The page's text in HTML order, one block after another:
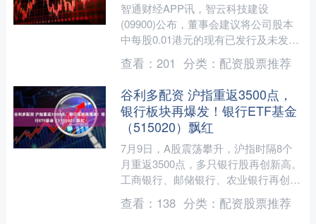
智通财经APP讯，智云科技建设
(09900)公布，董事会建议将公司股本
中每股0.01港元的现有已发行及未发行
股份拆细为8股每股面值0.00125港元的
拆细股份。....
查看： 201 分类： 配资股票推荐
谷利多配资 沪指重返3500点，
银行板块再爆发！银行ETF基金
（515020）飘红
7月9日，A股震荡攀升，沪指时隔8个
月重返3500点，多只银行股再创新高。
工商银行、邮储银行、农业银行再创新
高。 今年以来银行股不断新高，核心
支撑首先来自其高股....
查看： 138 分类： 配资股票推荐